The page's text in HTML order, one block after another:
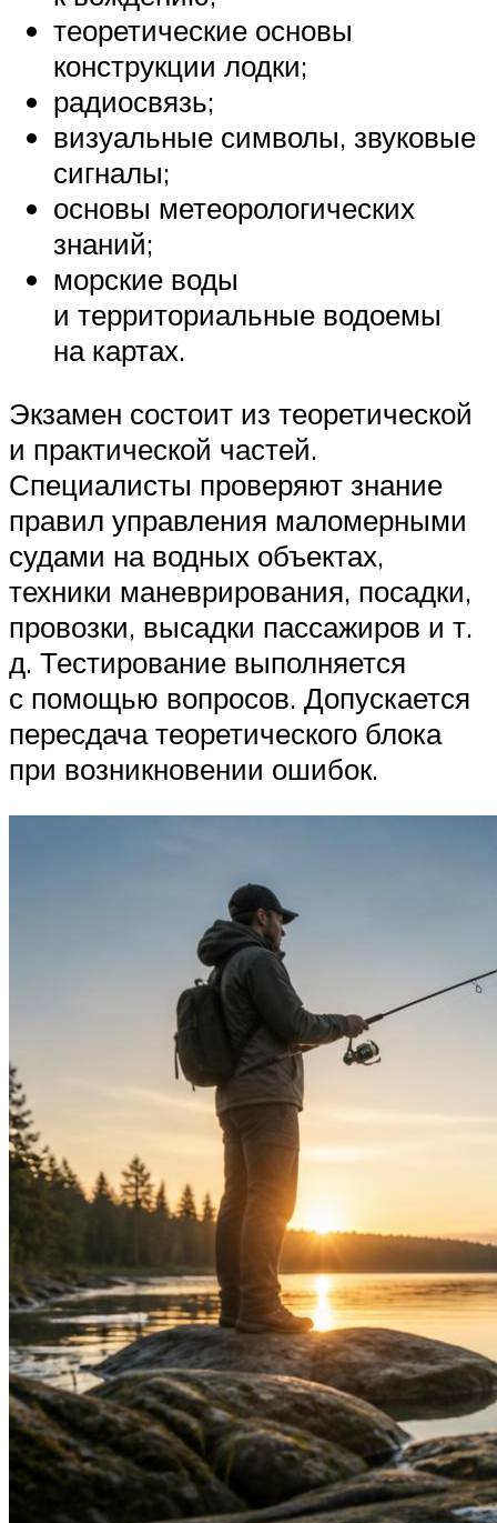
теоретические основы
конструкции лодки;
радиосвязь;
визуальные символы, звуковые
сигналы;
основы метеорологических
знаний;
морские воды
и территориальные водоемы
на картах.
Экзамен состоит из теоретической
и практической частей.
Специалисты проверяют знание
правил управления маломерными
судами на водных объектах,
техники маневрирования, посадки,
провозки, высадки пассажиров и т.
д. Тестирование выполняется
с помощью вопросов. Допускается
пересдача теоретического блока
при возникновении ошибок.